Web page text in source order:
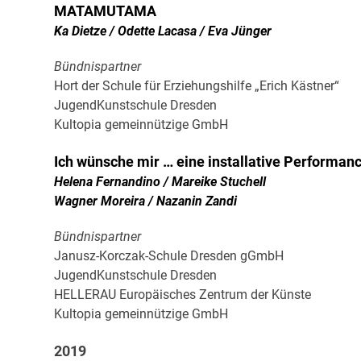
MATAMUTAMA
Ka Dietze / Odette Lacasa / Eva Jünger
Bündnispartner
Hort der Schule für Erziehungshilfe „Erich Kästner“
JugendKunstschule Dresden
Kultopia gemeinnützige GmbH
Ich wünsche mir … eine installative
Helena Fernandino / Mareike Stuchell
Wagner Moreira / Nazanin Zandi
Bündnispartner
Janusz-Korczak-Schule Dresden gGmbH
JugendKunstschule Dresden
HELLERAU Europäisches Zentrum der Künste
Kultopia gemeinnützige GmbH
2019